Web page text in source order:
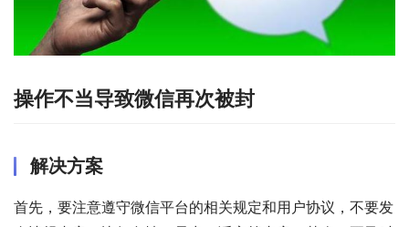
操作不当导致微信再次被封
解决方案
首先，要注意遵守微信平台的相关规定和用户协议，不要发